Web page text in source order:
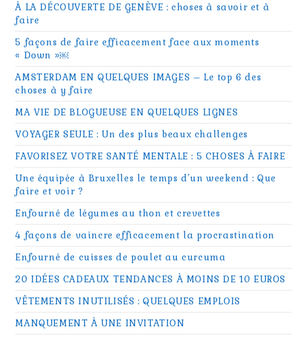
À LA DÉCOUVERTE DE GENÈVE : choses à savoir et à
faire
5 façons de faire efficacement face aux moments
« Down »￼
AMSTERDAM EN QUELQUES IMAGES – Le top 6 des
choses à y faire
MA VIE DE BLOGUEUSE EN QUELQUES LIGNES
VOYAGER SEULE : Un des plus beaux challenges
FAVORISEZ VOTRE SANTÉ MENTALE : 5 CHOSES À FAIRE
Une équipée à Bruxelles le temps d’un weekend : Que
faire et voir ?
Enfourné de légumes au thon et crevettes
4 façons de vaincre efficacement la procrastination
Enfourné de cuisses de poulet au curcuma
20 IDÉES CADEAUX TENDANCES À MOINS DE 10 EUROS
VÊTEMENTS INUTILISÉS : QUELQUES EMPLOIS
MANQUEMENT À UNE INVITATION